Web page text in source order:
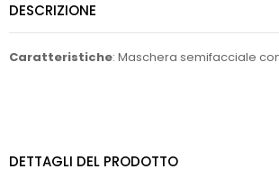
DESCRIZIONE
Caratteristiche: Maschera semifacciale
DETTAGLI DEL PRODOTTO